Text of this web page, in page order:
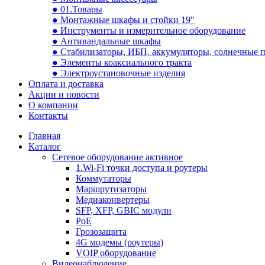
● 01.Товары
● Монтажные шкафы и стойки 19"
● Инструменты и измерительное оборудование
● Антивандальные шкафы
● Стабилизаторы, ИБП, аккумуляторы, солнечные
● Элементы коаксиального тракта
● Электроустановочные изделия
Оплата и доставка
Акции и новости
О компании
Контакты
Главная
Каталог
Сетевое оборудование активное
1.Wi-Fi точки доступа и роутеры
Коммутаторы
Маршрутизаторы
Медиаконвертеры
SFP, XFP, GBIC модули
PoE
Грозозащита
4G модемы (роутеры)
VOIP оборудование